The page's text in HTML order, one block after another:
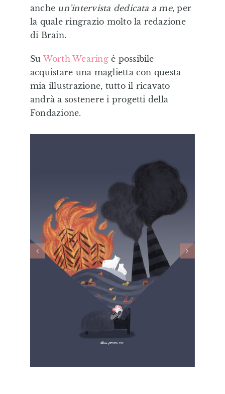
anche un’intervista dedicata a me, per
la quale ringrazio molto la redazione
di Brain.
Su Worth Wearingè possibile
acquistare una maglietta con questa
mia illustrazione, tutto il ricavato
andrà a sostenere i progetti della
Fondazione.